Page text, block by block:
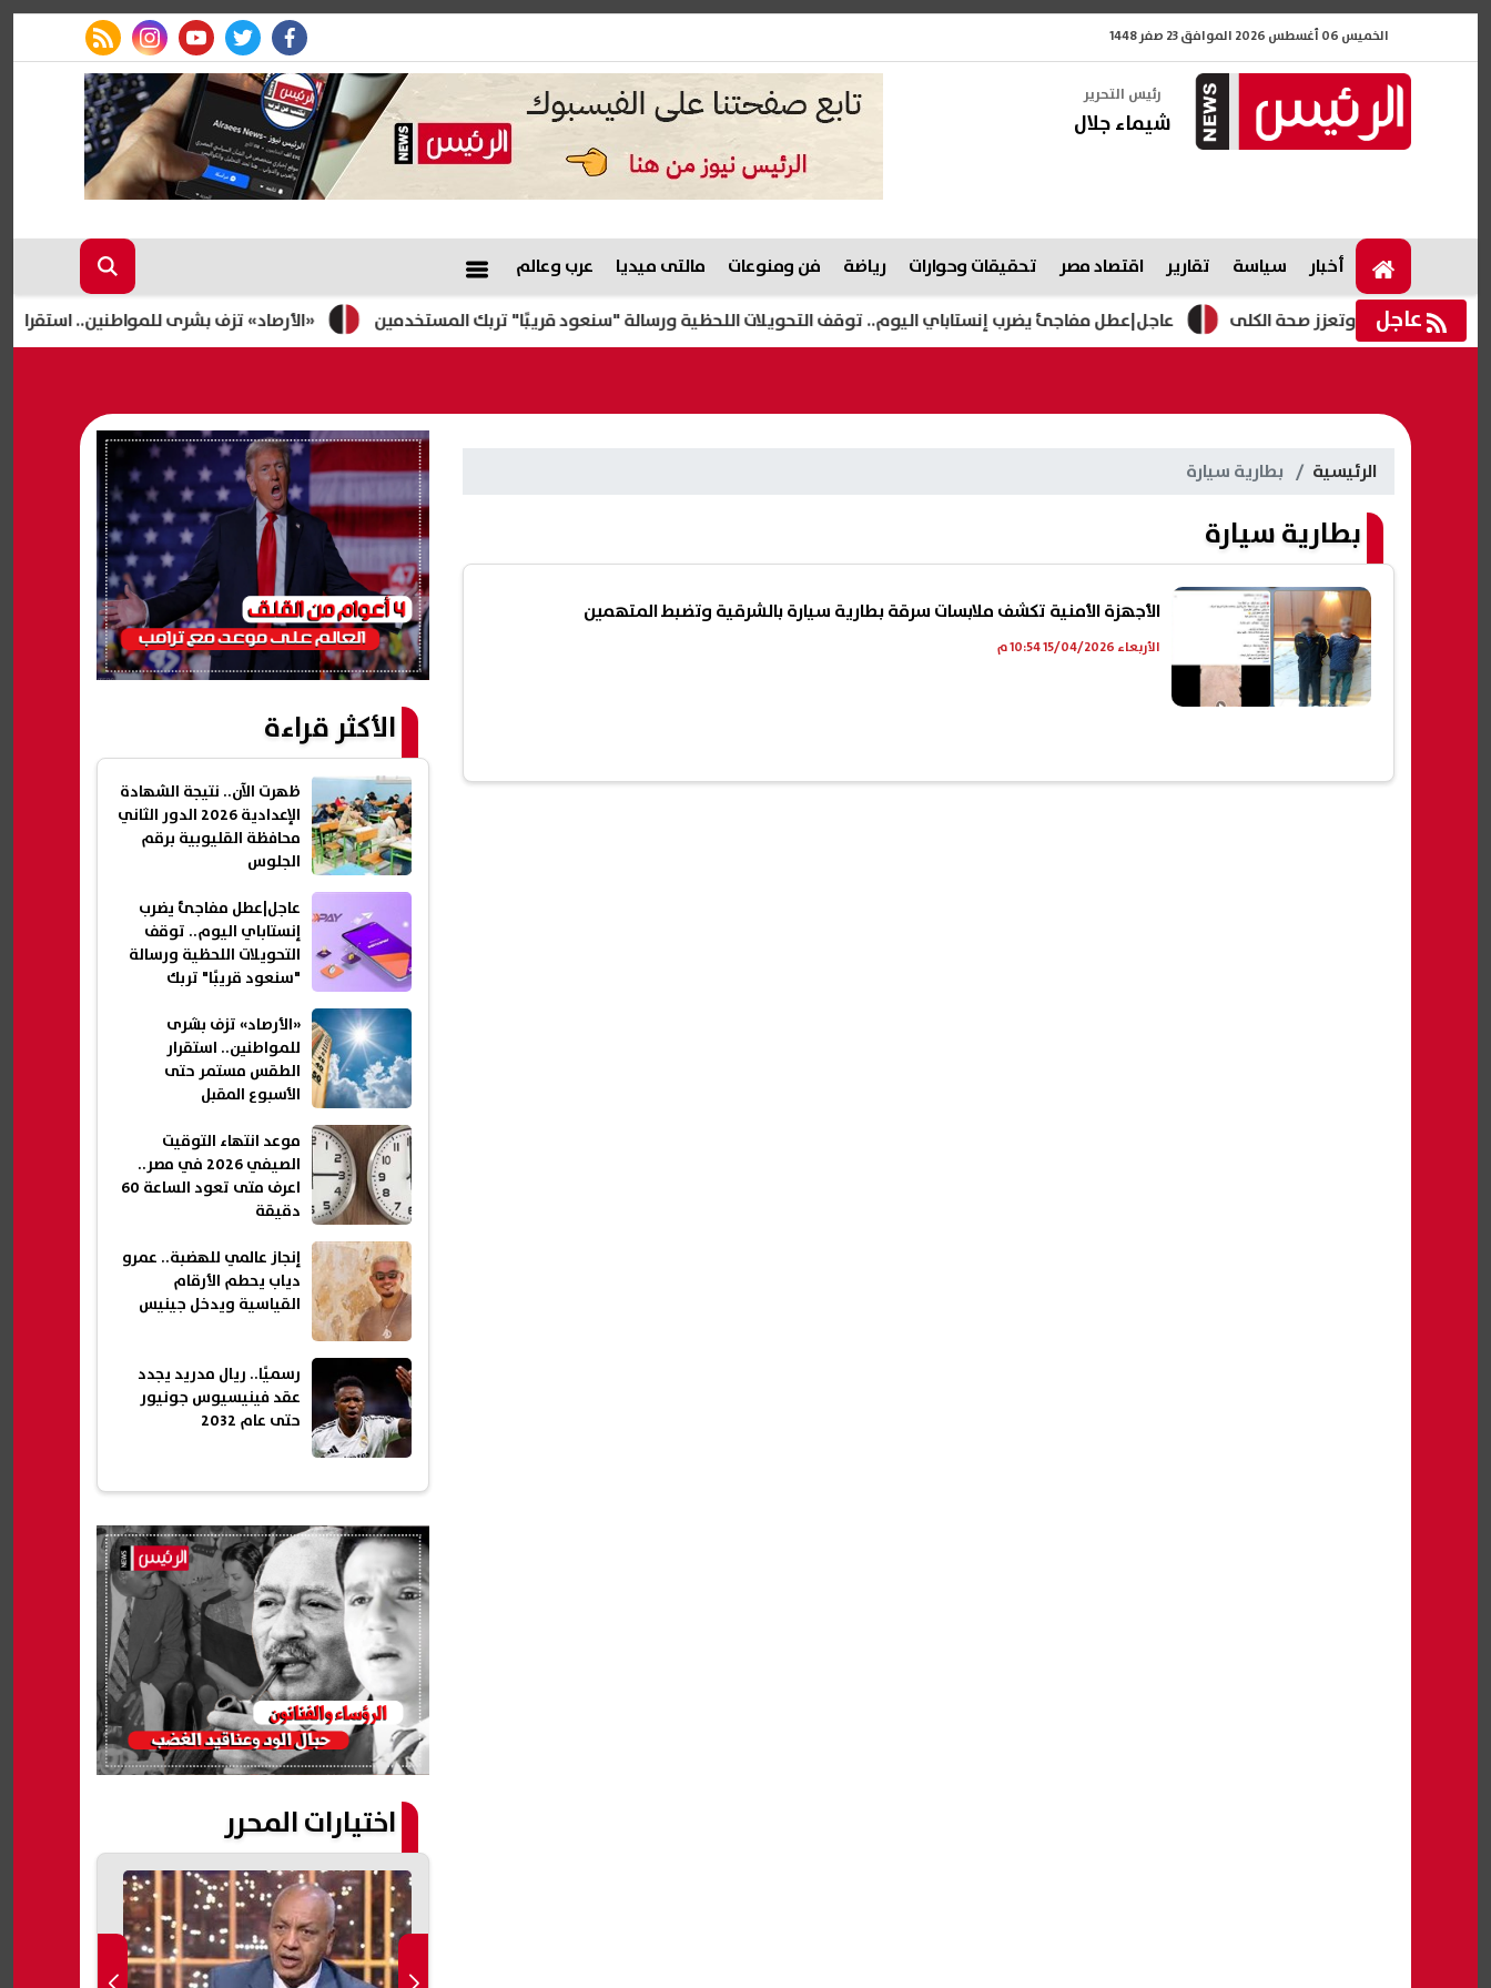
الخميس 06 أغسطس 2026 الموافق 23 صفر 1448
facebook
twitter
youtube
instagram
rss feed
رئيس التحرير
شيماء جلال
أخبار سياسة تقارير اقتصاد مصر تحقيقات وحوارات رياضة فن ومنوعات مالتى ميديا عرب وعالم
عاجل «الأرصاد» تزف بشرى للمواطنين.. استقرار عاجل|عطل مفاجئ يضرب إنستاباي اليوم.. توقف التحويلات اللحظية ورسالة "سنعود قريبًا" تربك المستخدمين
الرئيسية بطارية سيارة
بطارية سيارة
الأجهزة الأمنية تكشف ملابسات سرقة بطارية سيارة بالشرقية وتضبط المتهمين
الأربعاء 15/04/2026 10:54 م
الأكثر قراءة
ظهرت الآن.. نتيجة الشهادة
الإعدادية 2026 الدور الثاني
محافظة القليوبية برقم
الجلوس
عاجل|عطل مفاجئ يضرب
إنستاباي اليوم.. توقف
التحويلات اللحظية ورسالة
"سنعود قريبًا" تربك
«الأرصاد» تزف بشرى
للمواطنين.. استقرار
الطقس مستمر حتى
الأسبوع المقبل
موعد انتهاء التوقيت
الصيفي 2026 في مصر..
اعرف متى تعود الساعة 60
دقيقة
إنجاز عالمي للهضبة.. عمرو
دياب يحطم الأرقام
القياسية ويدخل جينيس
رسميًا.. ريال مدريد يجدد
عقد فينيسيوس جونيور
حتى عام 2032
اختيارات المحرر